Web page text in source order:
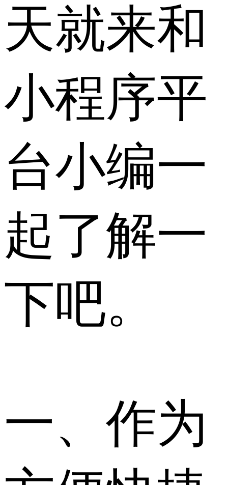
天就来和
小程序平
台小编一
起了解一
下吧。
一、作为